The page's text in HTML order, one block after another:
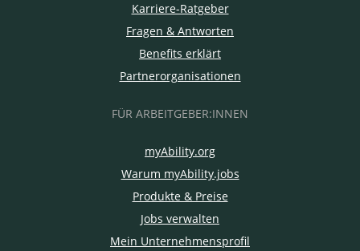
Karriere-Ratgeber
Fragen & Antworten
Benefits erklärt
Partnerorganisationen
FÜR ARBEITGEBER:INNEN
myAbility.org
Warum myAbility.jobs
Produkte & Preise
Jobs verwalten
Mein Unternehmensprofil